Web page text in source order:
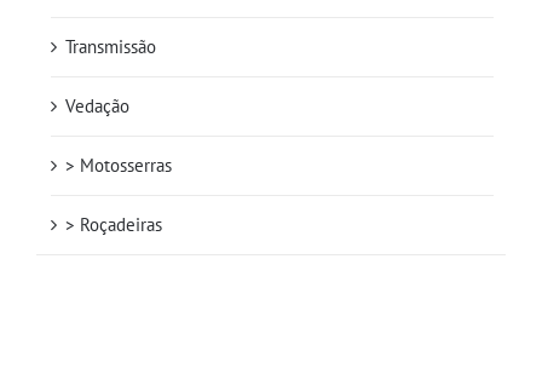
Transmissão
Vedação
> Motosserras
> Roçadeiras